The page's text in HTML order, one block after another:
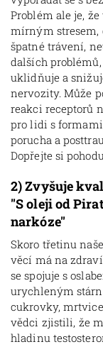
Problém ale je,
mírným stresem,
špatné trávení,
dalších
uklidňuje a
nervozity. Může
reakci receptorů
pro lidi s
porucha a
Dopřejte si
2)Zvyšuje
"S oleji od
narkóze"
Skoro třetinu
věcí má na
se spojuje s
urychleným
cukrovky,
vědci zjistili, že
hladinu